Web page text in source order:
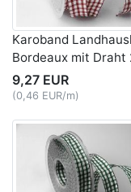
Karoband
Bordeaux mit Draht
9,27 EUR
(0,46 EUR/m)